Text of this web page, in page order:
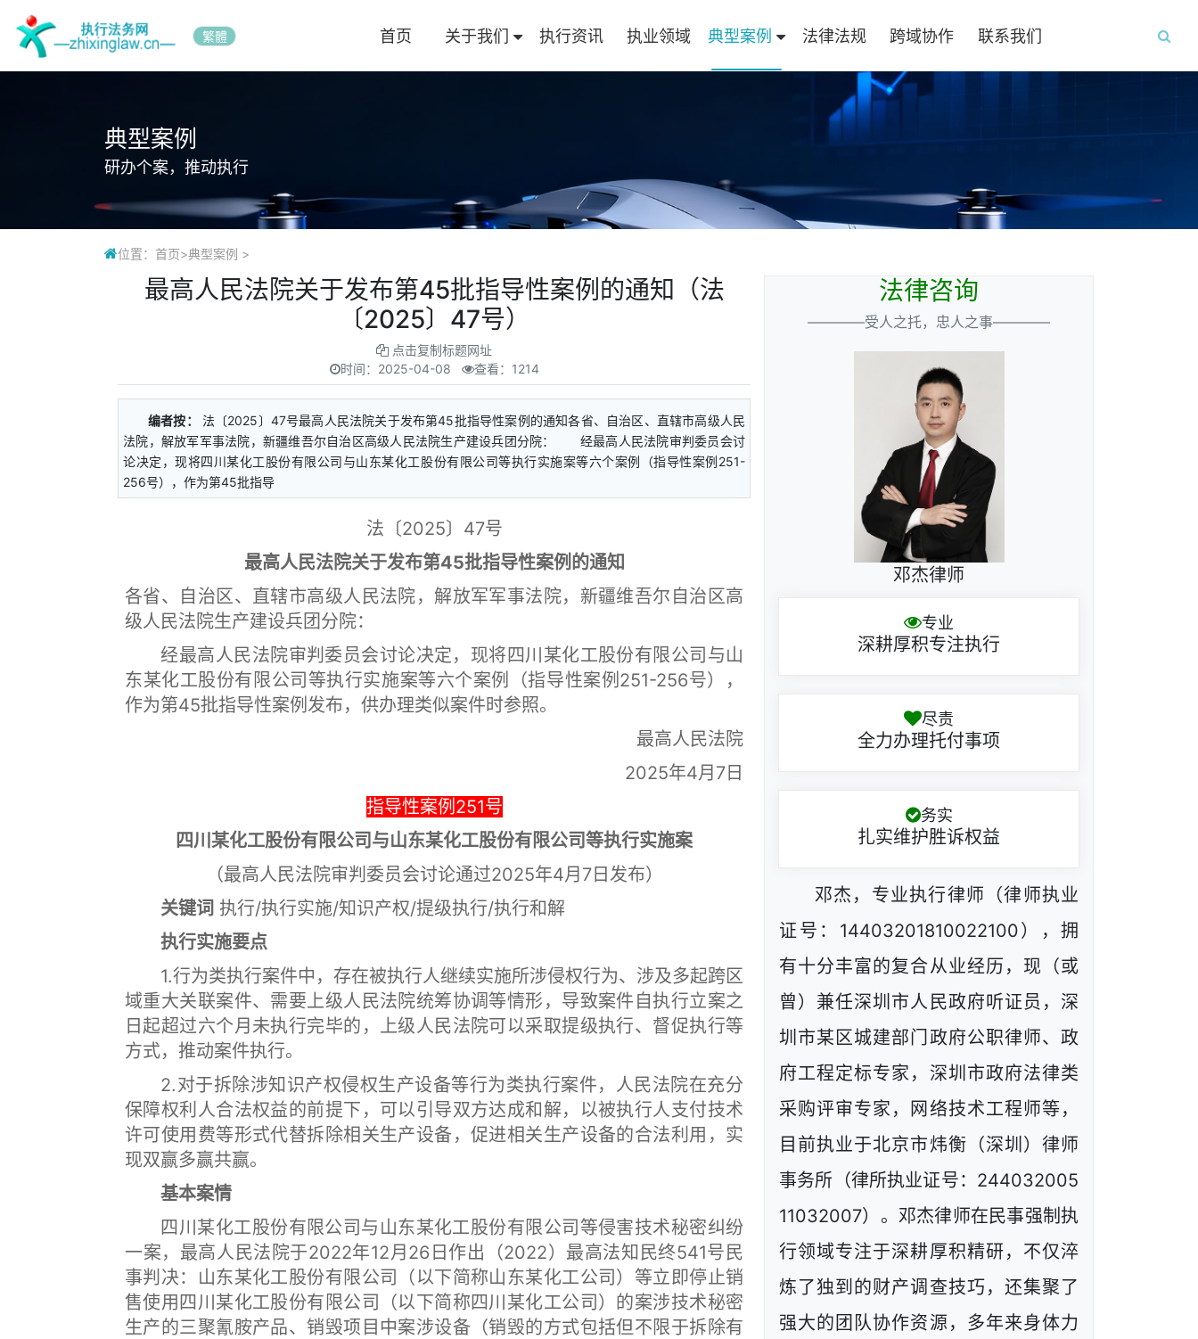
繁體 首页 关于我们 执行资讯 执业领域 典型案例 法律法规 跨域协作 联系我们
典型案例
研办个案，推动执行
位置： 首页>典型案例 >
最高人民法院关于发布第45批指导性案例的通知（法
〔2025〕47号）
点击复制标题网址
时间： 2025-04-08 查看：1214
编者按：
法〔2025〕47号最高人民法院关于发布第45批指导性案例的通知各省、自治区、直辖市高级人民
法院，解放军军事法院，新疆维吾尔自治区高级人民法院生产建设兵团分院： 经最高人民法院审判委员会讨
论决定，现将四川某化工股份有限公司与山东某化工股份有限公司等执行实施案等六个案例（指导性案例251-
256号），作为第45批指导
法〔2025〕47号
最高人民法院关于发布第45批指导性案例的通知
各省、自治区、直辖市高级人民法院，解放军军事法院，新疆维吾尔自治区高
级人民法院生产建设兵团分院：
经最高人民法院审判委员会讨论决定，现将四川某化工股份有限公司与山
东某化工股份有限公司等执行实施案等六个案例（指导性案例251-256号），
作为第45批指导性案例发布，供办理类似案件时参照。
最高人民法院
2025年4月7日
指导性案例251号
四川某化工股份有限公司与山东某化工股份有限公司等执行实施案
（最高人民法院审判委员会讨论通过2025年4月7日发布）
关键词 执行/执行实施/知识产权/提级执行/执行和解
执行实施要点
1.行为类执行案件中，存在被执行人继续实施所涉侵权行为、涉及多起跨区
域重大关联案件、需要上级人民法院统筹协调等情形，导致案件自执行立案之
日起超过六个月未执行完毕的，上级人民法院可以采取提级执行、督促执行等
方式，推动案件执行。
2.对于拆除涉知识产权侵权生产设备等行为类执行案件，人民法院在充分
保障权利人合法权益的前提下，可以引导双方达成和解，以被执行人支付技术
许可使用费等形式代替拆除相关生产设备，促进相关生产设备的合法利用，实
现双赢多赢共赢。
基本案情
四川某化工股份有限公司与山东某化工股份有限公司等侵害技术秘密纠纷
一案，最高人民法院于2022年12月26日作出（2022）最高法知民终541号民
事判决：山东某化工股份有限公司（以下简称山东某化工公司）等立即停止销
售使用四川某化工股份有限公司（以下简称四川某化工公司）的案涉技术秘密
生产的三聚氰胺产品、销毁项目中案涉设备（销毁的方式包括但不限于拆除有
法律咨询
————受人之托，忠人之事————
邓杰律师
专业
深耕厚积专注执行
尽责
全力办理托付事项
务实
扎实维护胜诉权益
邓杰，专业执行律师（律师执业
证号：14403201810022100），拥
有十分丰富的复合从业经历，现（或
曾）兼任深圳市人民政府听证员，深
圳市某区城建部门政府公职律师、政
府工程定标专家，深圳市政府法律类
采购评审专家，网络技术工程师等，
目前执业于北京市炜衡（深圳）律师
事务所（律所执业证号：244032005
11032007）。邓杰律师在民事强制执
行领域专注于深耕厚积精研，不仅淬
炼了独到的财产调查技巧，还集聚了
强大的团队协作资源，多年来身体力